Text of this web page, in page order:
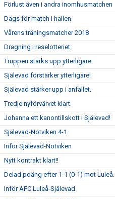
Förlust även i andra inomhusmatchen
Dags för match i hallen
Vårens träningsmatcher 2018
Dragning i reselotteriet
Truppen stärks upp ytterligare
Själevad förstärker ytterligare!
Själevad stärker upp i anfallet.
Tredje nyförvärvet klart.
Johanna ett kanontillskott i Själevad!
Själevad-Notviken 4-1
Inför Själevad-Notviken
Nytt kontrakt klart!!
Delad poäng efter 1-1 (0-1) mot Luleå.
Inför AFC Luleå-Själevad